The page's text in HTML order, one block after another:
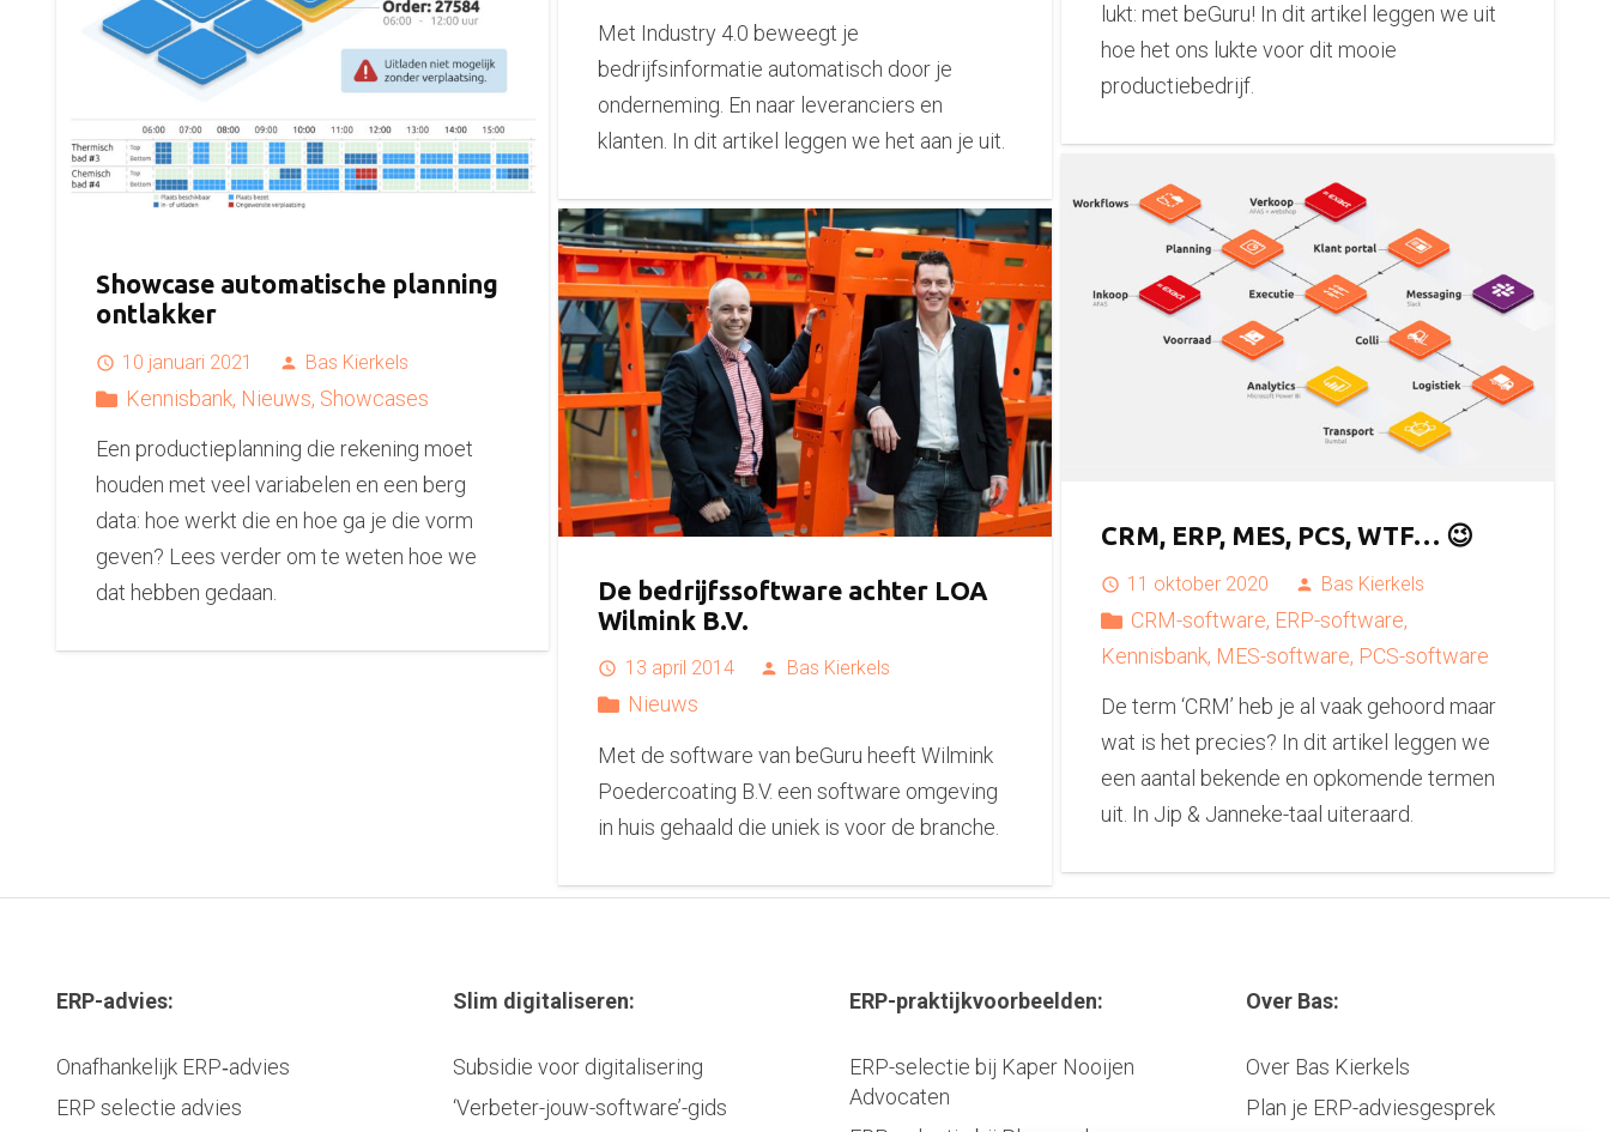
lukt: met beGuru! In dit artikel leggen we uit
hoe het ons lukte voor dit mooie
productiebedrijf.
Met Industry 4.0 beweegt je
bedrijfsinformatie automatisch door je
onderneming. En naar leveranciers en
klanten. In dit artikel leggen we het aan je uit.
Showcase automatische planning
ontlakker
access_time 10 januari 2021 person Bas Kierkels
Kennisbank, Nieuws, Showcases
Een productieplanning die rekening moet
houden met veel variabelen en een berg
data: hoe werkt die en hoe ga je die vorm
geven? Lees verder om te weten hoe we
dat hebben gedaan.
CRM, ERP, MES, PCS, WTF… 😉
access_time 11 oktober 2020 person Bas Kierkels
CRM-software, ERP-software,
Kennisbank, MES-software, PCS-software
De term ‘CRM’ heb je al vaak gehoord maar
wat is het precies? In dit artikel leggen we
een aantal bekende en opkomende termen
uit. In Jip & Janneke-taal uiteraard.
De bedrijfssoftware achter LOA
Wilmink B.V.
access_time 13 april 2014 person Bas Kierkels
Nieuws
Met de software van beGuru heeft Wilmink
Poedercoating B.V. een software omgeving
in huis gehaald die uniek is voor de branche.
ERP-advies:
Onafhankelijk ERP‑advies
ERP selectie advies
Slim digitaliseren:
Subsidie voor digitalisering
‘Verbeter-jouw-software’-gids
ERP-praktijkvoorbeelden:
ERP-selectie bij Kaper Nooijen
Advocaten
Over Bas:
Over Bas Kierkels
Plan je ERP-adviesgesprek